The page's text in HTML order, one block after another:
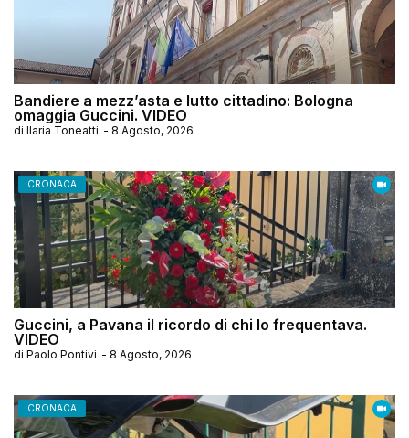
Bandiere a mezz’asta e lutto cittadino: Bologna
omaggia Guccini. VIDEO
di Ilaria Toneatti - 8 Agosto, 2026
CRONACA
Guccini, a Pavana il ricordo di chi lo frequentava.
VIDEO
di Paolo Pontivi - 8 Agosto, 2026
CRONACA